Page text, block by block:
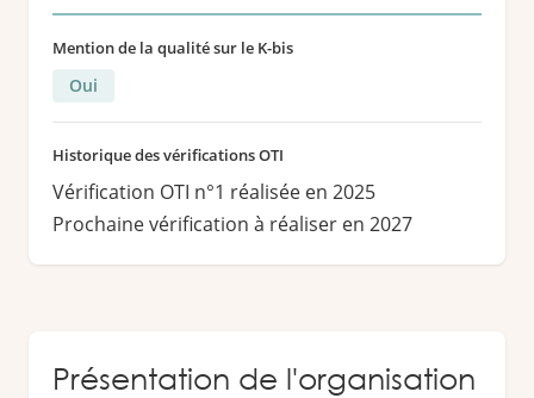
Mention de la qualité sur le K-bis
Oui
Historique des vérifications OTI
Vérification OTI n°1 réalisée en 2025
Prochaine vérification à réaliser en 2027
Présentation de l'organisation